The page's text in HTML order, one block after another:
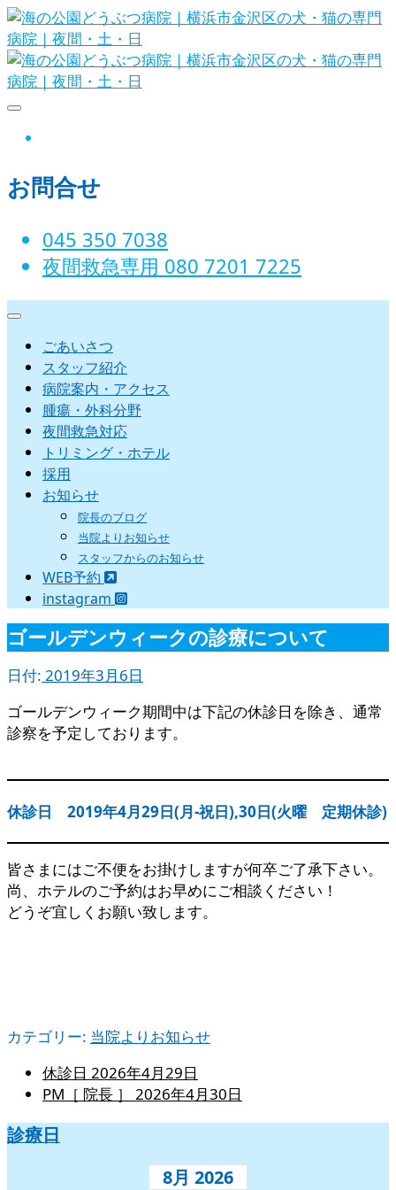
Skip
to
content
日
お問合せ
045 350 7038‬
夜間救急専用 080 7201 7225‬
ごあいさつ
スタッフ紹介
病院案内・アクセス
腫瘍・外科分野
夜間救急対応
トリミング・ホテル
採用
お知らせ
院長のブログ
当院よりお知らせ
スタッフからのお知らせ
WEB予約
instagram
ゴールデンウィークの診療について
日付: 2019年3月6日
ゴールデンウィーク期間中は下記の休診日を除き、通常
診察を予定しております。
休診日 2019年4月29日(月-祝日),30日(火曜 定期休診)
皆さまにはご不便をお掛けしますが何卒ご了承下さい。
尚、ホテルのご予約はお早めにご相談ください！
どうぞ宜しくお願い致します。
カテゴリー: 当院よりお知らせ
休診日 2026年4月29日
PM［ 院長 ］ 2026年4月30日
診療日
8月 2026